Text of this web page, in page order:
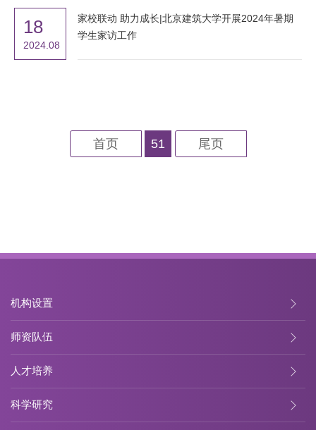
18
2024.08
家校联动 助力成长|北京建筑大学开展2024年暑期
学生家访工作
首页 51 尾页
机构设置
师资队伍
人才培养
科学研究